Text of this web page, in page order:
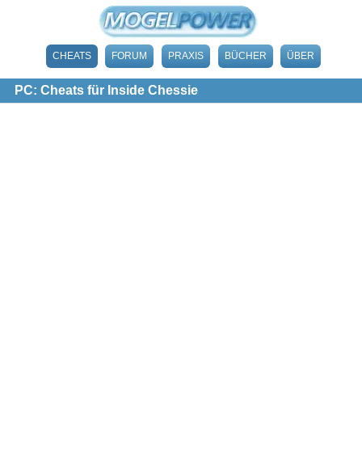
CHEATS FORUM PRAXIS BÜCHER ÜBER
PC: Cheats für Inside Chessie